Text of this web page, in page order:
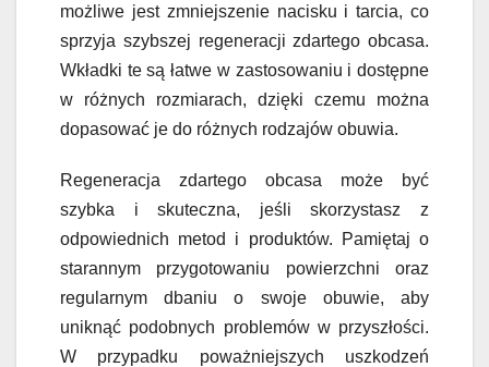
możliwe jest zmniejszenie nacisku i tarcia, co
sprzyja szybszej regeneracji zdartego obcasa.
Wkładki te są łatwe w zastosowaniu i dostępne
w różnych rozmiarach, dzięki czemu można
dopasować je do różnych rodzajów obuwia.
Regeneracja zdartego obcasa może być
szybka i skuteczna, jeśli skorzystasz z
odpowiednich metod i produktów. Pamiętaj o
starannym przygotowaniu powierzchni oraz
regularnym dbaniu o swoje obuwie, aby
uniknąć podobnych problemów w przyszłości.
W przypadku poważniejszych uszkodzeń